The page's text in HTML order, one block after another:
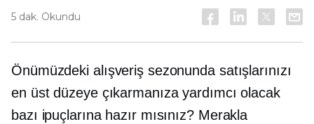
5 dak. Okundu
Önümüzdeki alışveriş sezonunda satışlarınızı
en üst düzeye çıkarmanıza yardımcı olacak
bazı ipuçlarına hazır mısınız? Merakla